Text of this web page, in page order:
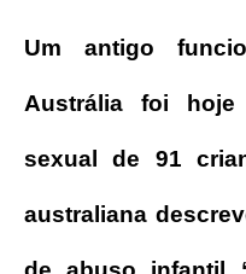
Um antigo
Austrália foi hoje
sexual de 91
australiana